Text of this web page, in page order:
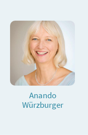
Anando
Würzburger